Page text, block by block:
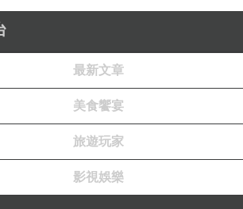
照 不論怎麼拍都是想要拍出這
出這樣層層疊疊的畫面 規律中
阿~
最新文章
美食饗宴
旅遊玩家
影視娛樂